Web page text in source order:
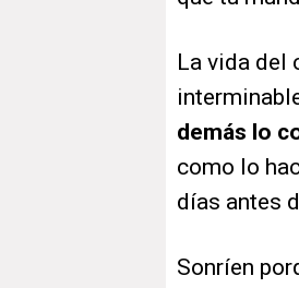
La vida del
demás lo
como lo
días antes
Sonríen